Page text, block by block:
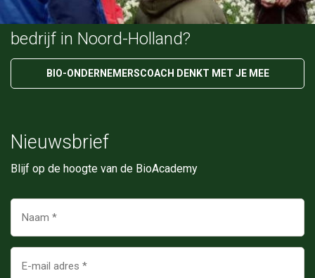
Heb jij vragen over je de toekomst van je
bedrijf in Noord-Holland?
BIO-ONDERNEMERSCOACH DENKT MET JE MEE
Nieuwsbrief
Blijf op de hoogte van de BioAcademy